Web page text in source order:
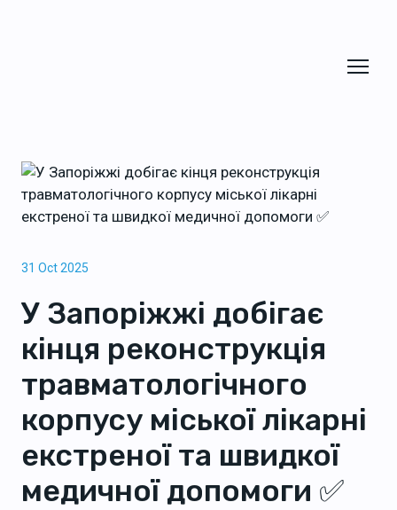
31 Oct 2025
У Запоріжжі добігає
кінця реконструкція
травматологічного
корпусу міської лікарні
екстреної та швидкої
медичної допомоги ✅